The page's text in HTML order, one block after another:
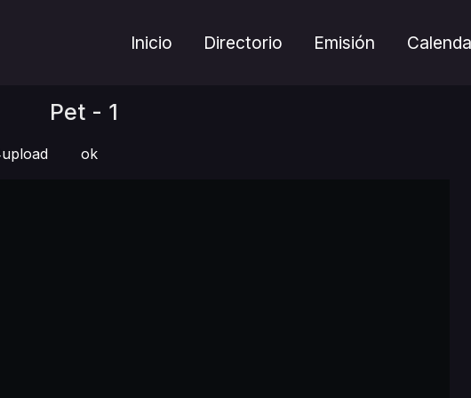
Inicio Directorio Emisión
Pet - 1
ok